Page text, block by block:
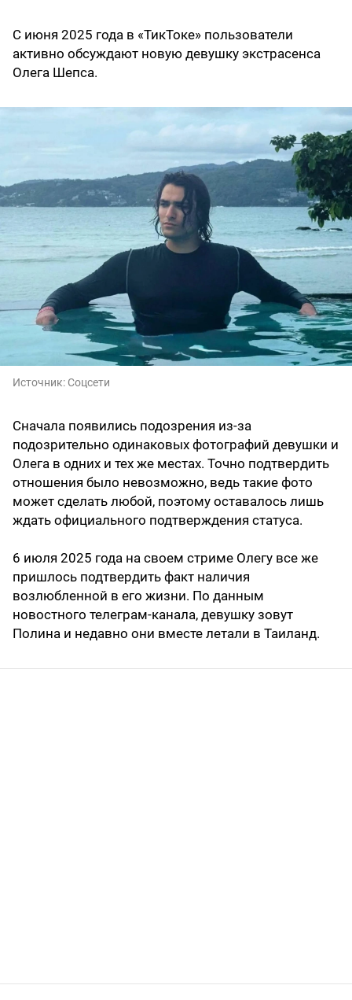
С июня 2025 года в «ТикТоке» пользователи
активно обсуждают новую девушку экстрасенса
Олега Шепса.
Источник: Соцсети
Сначала появились подозрения из-за
подозрительно одинаковых фотографий девушки и
Олега в одних и тех же местах. Точно подтвердить
отношения было невозможно, ведь такие фото
может сделать любой, поэтому оставалось лишь
ждать официального подтверждения статуса.
6 июля 2025 года на своем стриме Олегу все же
пришлось подтвердить факт наличия
возлюбленной в его жизни. По данным
новостного телеграм-канала, девушку зовут
Полина и недавно они вместе летали в Таиланд.